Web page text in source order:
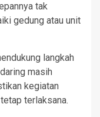
tak
gedung atau unit
langkah
masih
kegiatan
terlaksana.